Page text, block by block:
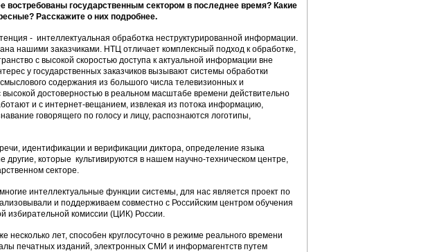
востребованы государственным сектором в последнее время? Какие
Расскажите о них подробнее.
- интеллектуальная обработка неструктурированной информации.
нашими заказчиками. НТЦ отличает комплексный подход к обработке,
с высокой скоростью доступа к актуальной информации вне
у государственных заказчиков вызывают системы обработки
содержания из большого числа телевизионных и
достоверностью в реальном масштабе времени действительно
и с интернет-вещанием, извлекая из потока информацию,
говорящего по голосу и лицу, распознаются логотипы,
идентификации и верификации диктора, определение языка
другие, которые культивируются в нашем научно-техническом центре,
секторе.
интеллектуальные функции системы, для нас является проект по
и поддерживаем совместно с Российским центром обучения
избирательной комиссии (ЦИК) России.
лет, способен круглосуточно в режиме реального времени
печатных изданий, электронных СМИ и информагентств путем